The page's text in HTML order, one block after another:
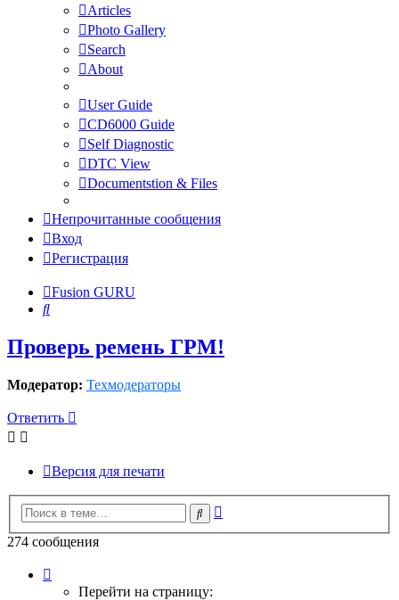
Articles
Photo Gallery
Search
About
User Guide
CD6000 Guide
Self Diagnostic
DTC View
Documentstion & Files
Непрочитанные сообщения
Вход
Регистрация
Fusion GURU
Поиск
Проверь ремень ГРМ!
Модератор: Техмодераторы
Ответить
Версия для печати
Поиск
274 сообщения
Перейти на страницу: